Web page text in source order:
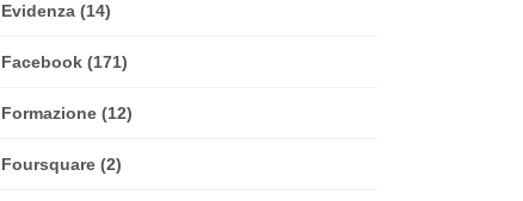
Evidenza (14)
Facebook (171)
Formazione (12)
Foursquare (2)